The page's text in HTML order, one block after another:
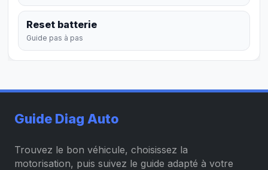
Reset batterie
Guide pas à pas
Guide Diag Auto
Trouvez le bon véhicule, choisissez la
motorisation, puis suivez le guide adapté à votre